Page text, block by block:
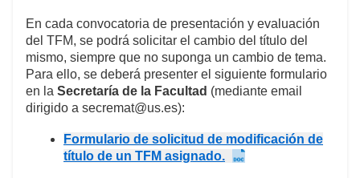
En cada convocatoria de presentación y evaluación
del TFM, se podrá solicitar el cambio del título del
mismo, siempre que no suponga un cambio de tema.
Para ello, se deberá presenter el siguiente formulario
en la Secretaría de la Facultad (mediante email
dirigido a secremat@us.es):
Formulario de solicitud de modificación de
título de un TFM asignado.